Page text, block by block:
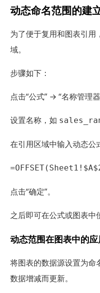
动态命名范围的建
为了便于复用和图表引用
域。
步骤如下：
点击“公式” → “名称管理
设置名称，如
在引用区域中输入动态公
点击“确定”。
之后即可在公式或图表中
动态范围在图表中的应
将图表的数据源设置为命
数据增减而更新。